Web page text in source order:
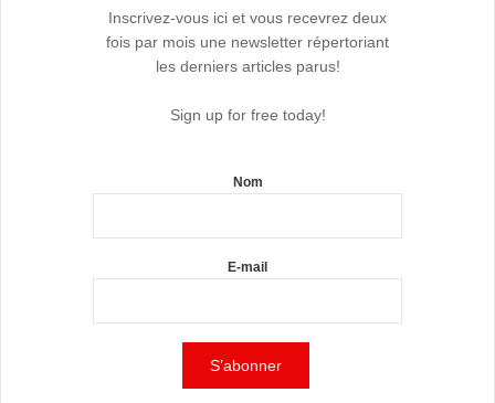
Inscrivez-vous ici et vous recevrez deux
fois par mois une newsletter répertoriant
les derniers articles parus!
Sign up for free today!
Nom
E-mail